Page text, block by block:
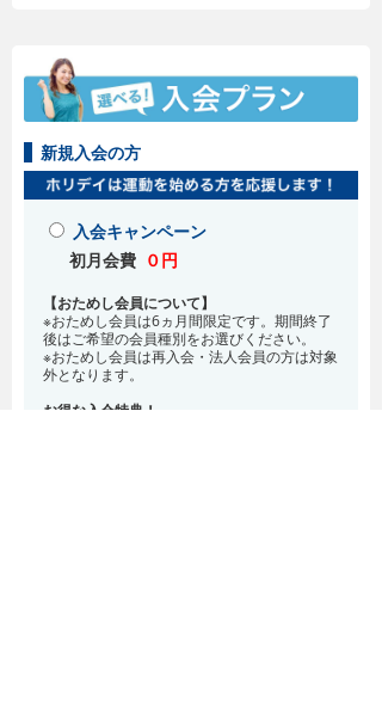
新規入会の方
入会キャンペーン
初月会費 ０円
【おためし会員について】
※おためし会員は6ヵ月間限定です。期間終了
後はご希望の会員種別をお選びください。
※おためし会員は再入会・法人会員の方は対象
外となります。
お得な入会特典！